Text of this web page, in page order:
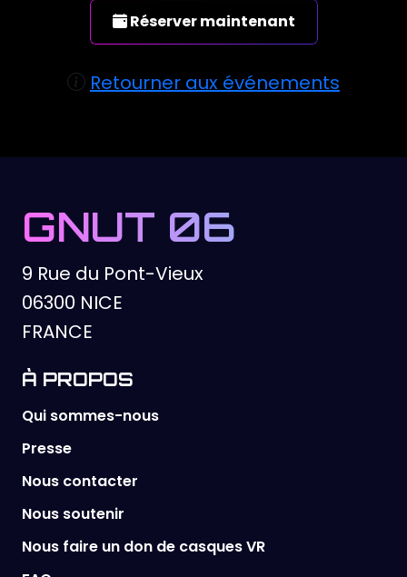
RÉSERVATIONRéserver maintenant
Retourner aux événements
GNUT 06
9 Rue du Pont-Vieux
06300 NICE
FRANCE
À PROPOS
Qui sommes-nous
Presse
Nous contacter
Nous soutenir
Nous faire un don de casques VR